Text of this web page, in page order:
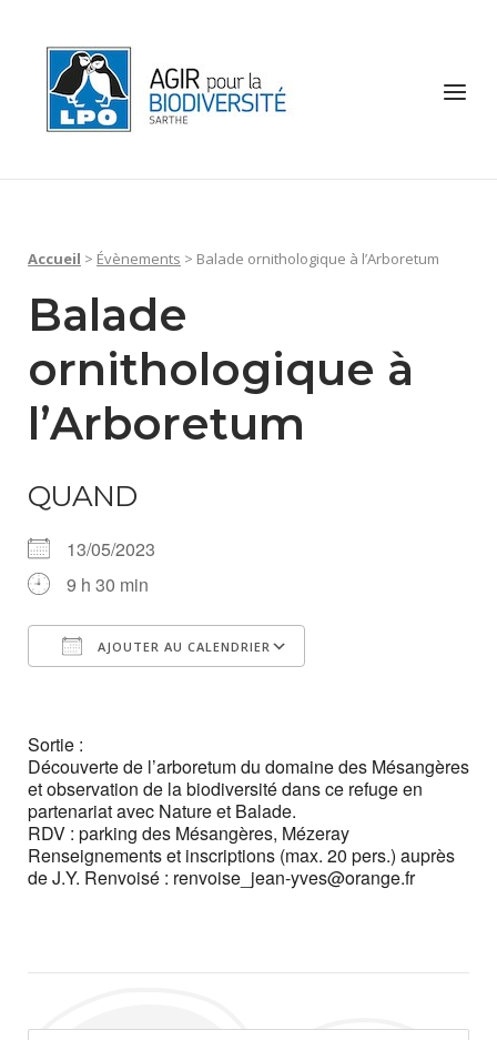
content
Menu
Accueil > Évènements > Balade ornithologique à l’Arboretum
Balade
ornithologique à
l’Arboretum
QUAND
13/05/2023
9 h 30 min
AJOUTER AU CALENDRIER
Sortie :
Découverte de l’arboretum du domaine des Mésangères
et observation de la biodiversité dans ce refuge en
partenariat avec Nature et Balade.
RDV : parking des Mésangères, Mézeray
Renseignements et inscriptions (max. 20 pers.) auprès
de J.Y. Renvoisé : renvoise_jean-yves@orange.fr